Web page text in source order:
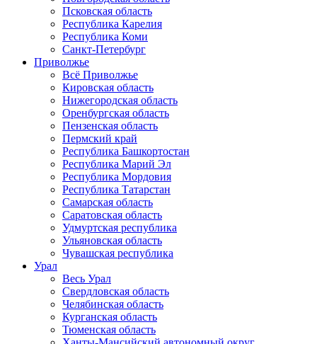
Псковская область
Республика Карелия
Республика Коми
Санкт-Петербург
Приволжье
Всё Приволжье
Кировская область
Нижегородская область
Оренбургская область
Пензенская область
Пермский край
Республика Башкортостан
Республика Марий Эл
Республика Мордовия
Республика Татарстан
Самарская область
Саратовская область
Удмуртская республика
Ульяновская область
Чувашская республика
Урал
Весь Урал
Свердловская область
Челябинская область
Курганская область
Тюменская область